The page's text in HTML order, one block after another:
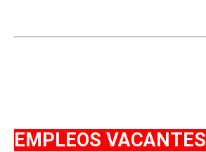
EMPLEOS VACANTES